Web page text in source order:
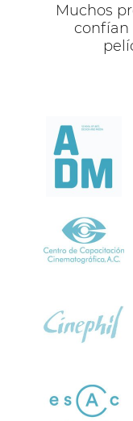
Muchos
confían